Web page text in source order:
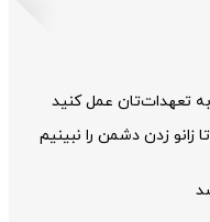
به تعهدات‌تان عمل کنید
زدن دشمن را نبینیم